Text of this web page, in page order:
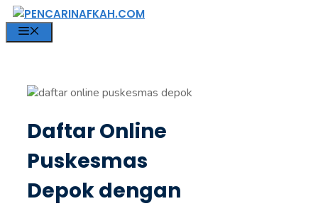
Langsung
ke
isi
Daftar Online
Puskesmas
Depok dengan